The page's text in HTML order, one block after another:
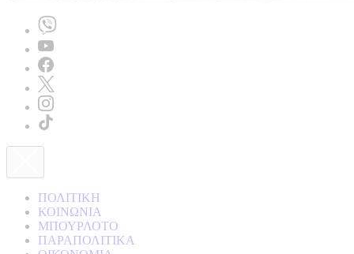
ΠΟΛΙΤΙΚΗ
ΚΟΙΝΩΝΙΑ
ΜΠΟΥΡΛΟΤΟ
ΠΑΡΑΠΟΛΙΤΙΚΑ